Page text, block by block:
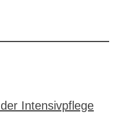
Intensivpflege